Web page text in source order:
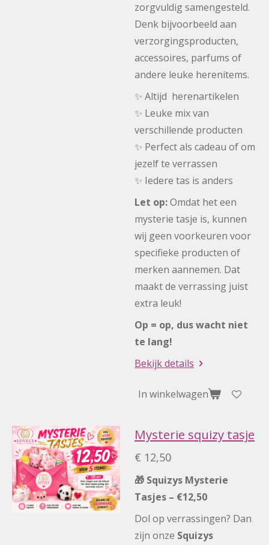
zorgvuldig samengesteld.
Denk bijvoorbeeld aan
verzorgingsproducten,
accessoires, parfums of
andere leuke herenitems.
✨ Altijd herenartikelen
✨ Leuke mix van
verschillende producten
✨ Perfect als cadeau of om
jezelf te verrassen
✨ Iedere tas is anders
Let op:Omdat het een
mysterie tasje is, kunnen
wij geen voorkeuren voor
specifieke producten of
merken aannemen. Dat
maakt de verrassing juist
extra leuk!
Op = op, dus wacht niet
te lang!
Bekijk details
In winkelwagen
Mysterie squizy tasje
€ 12,50
🎁 Squizys Mysterie
Tasjes – €12,50
Dol op verrassingen? Dan
zijn onze Squizys